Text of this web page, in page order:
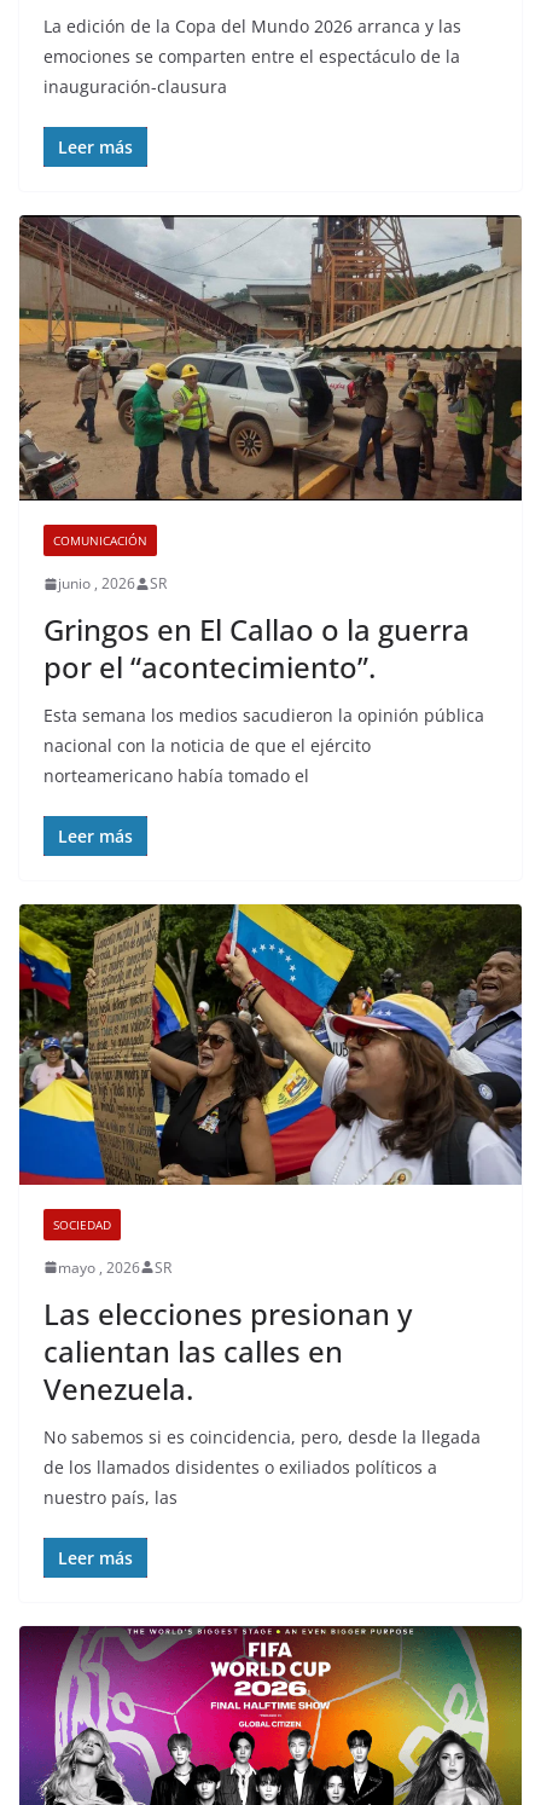
La edición de la Copa del Mundo 2026 arranca y las
emociones se comparten entre el espectáculo de la
inauguración-clausura
Leer más
COMUNICACIÓN
junio , 2026 SR
Gringos en El Callao o la guerra
por el “acontecimiento”.
Esta semana los medios sacudieron la opinión pública
nacional con la noticia de que el ejército
norteamericano había tomado el
Leer más
SOCIEDAD
mayo , 2026 SR
Las elecciones presionan y
calientan las calles en
Venezuela.
No sabemos si es coincidencia, pero, desde la llegada
de los llamados disidentes o exiliados políticos a
nuestro país, las
Leer más